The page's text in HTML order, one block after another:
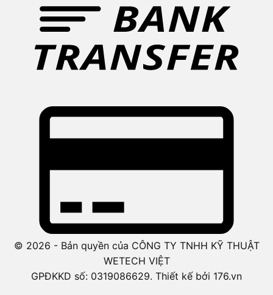
© 2026 - Bản quyền của CÔNG TY TNHH KỸ THUẬT
WETECH VIỆT
GPĐKKD số: 0319086629. Thiết kế bởi 176.vn